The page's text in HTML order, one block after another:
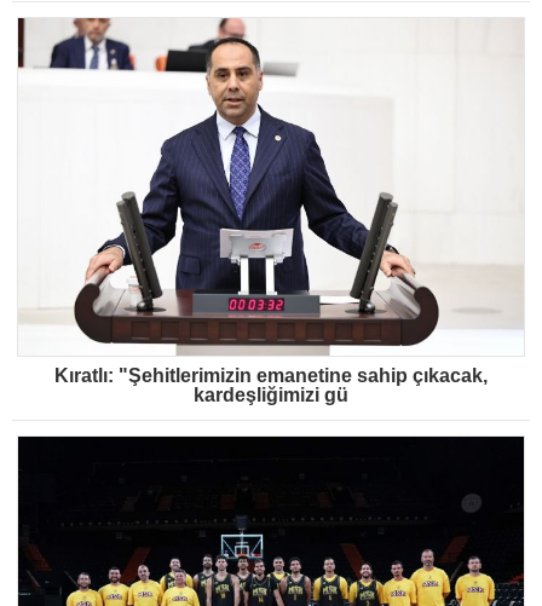
Kıratlı: "Şehitlerimizin emanetine sahip çıkacak,
kardeşliğimizi gü